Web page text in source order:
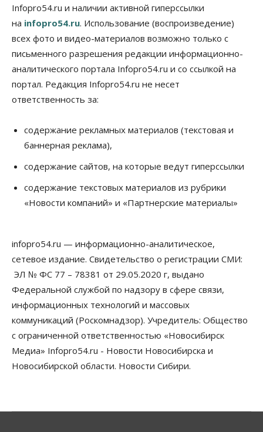
06 Августа 2026, 13:00
Власть
Режим ЧС ввели в Омской области из-за засухи
06 Августа 2026, 12:15
Новосибирск готовится к визиту Владимира
Путина
Бизнес Недвижимость Общество
Росреестр назвал главные причины
06 Августа 2026, 12:00
Телекоммуникации
В 16 населённых пунктах Мошковского района
Бизнес Право&Порядок
Злоумышленники опять атакуют
новосибирские компании через электронную
почту
06 Августа 2026, 11:00
Общество
Медики готовятся к второму пику активности
клещей в Новосибирской области
06 Августа 2026, 10:00
06 Августа 2026, 09:00
Infopro54.ru и наличии активной гиперссылки
на infopro54.ru. Использование (воспроизведение)
всех фото и видео-материалов возможно только с
письменного разрешения редакции информационно-
аналитического портала Infopro54.ru и со ссылкой на
портал. Редакция Infopro54.ru не несет
ответственность за:
содержание рекламных материалов (текстовая и
баннерная реклама),
содержание сайтов, на которые ведут гиперссылки
содержание текстовых материалов из рубрики
«Новости компаний» и «Партнерские материалы»
infopro54.ru — информационно-аналитическое,
сетевое издание. Свидетельство о регистрации СМИ:
ЭЛ № ФС 77 – 78381 от 29.05.2020 г, выдано
Федеральной службой по надзору в сфере связи,
информационных технологий и массовых
коммуникаций (Роскомнадзор). Учредитель: Общество
с ограниченной ответственностью «Новосибирск
Медиа» Infopro54.ru - Новости Новосибирска и
Новосибирской области. Новости Сибири.